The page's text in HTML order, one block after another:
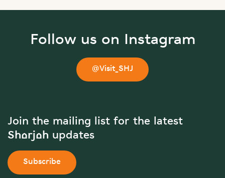
Follow us on Instagram
@Visit_SHJ
Join the mailing list for the latest
Sharjah updates
Subscribe